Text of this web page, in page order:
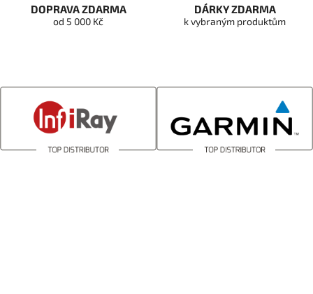
DOPRAVA ZDARMA
od 5 000 Kč
DÁRKY ZDARMA
k vybraným produktům